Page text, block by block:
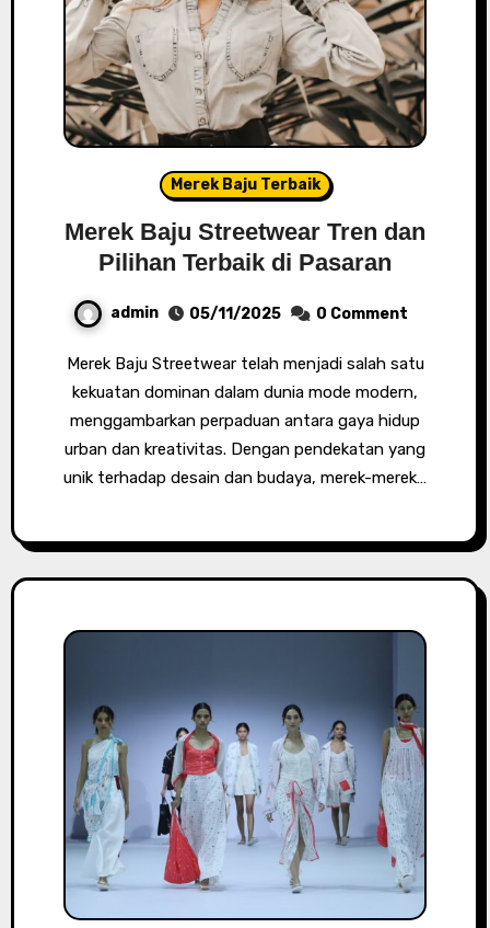
Merek Baju Terbaik
Merek Baju Streetwear Tren dan
Pilihan Terbaik di Pasaran
admin 05/11/2025 0 Comment
Merek Baju Streetwear telah menjadi salah satu
kekuatan dominan dalam dunia mode modern,
menggambarkan perpaduan antara gaya hidup
urban dan kreativitas. Dengan pendekatan yang
unik terhadap desain dan budaya, merek-merek…